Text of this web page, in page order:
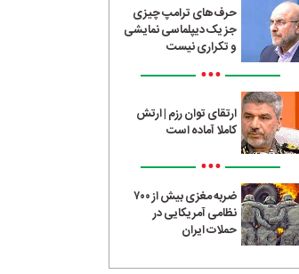
حرف‌های ترامپ چیزی
جز یک دیپلماسی نمایشی
و تکراری نیست
•••
ارتقای توان رزم | ارتش
کاملا آماده است
•••
ضربه مغزی بیش از ۷۰۰
نظامی آمریکایی در
حملات ایران